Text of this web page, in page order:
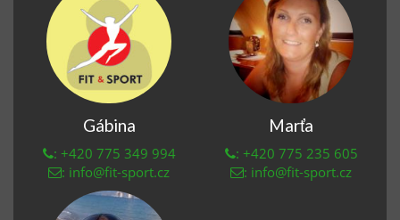
Gábina
: +420 775 349 994
: info@fit-sport.cz
Marťa
: +420 775 235 605
: info@fit-sport.cz